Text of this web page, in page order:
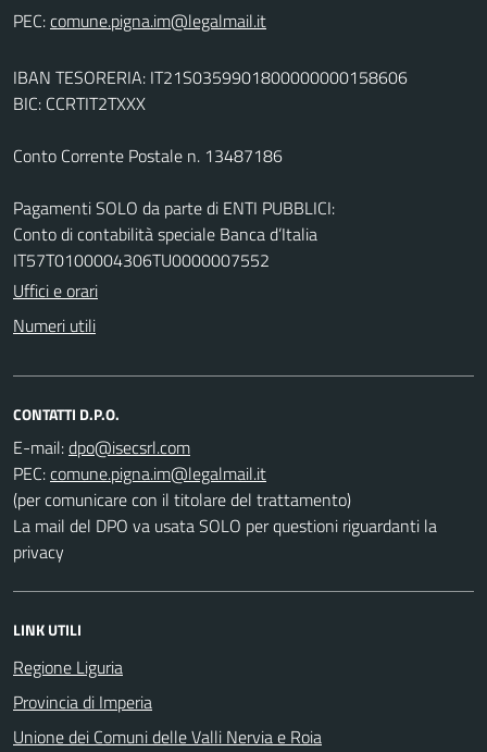
PEC:
IBAN TESORERIA: IT21S0359901800000000158606
BIC: CCRTIT2TXXX
Conto Corrente Postale n. 13487186
Pagamenti SOLO da parte di ENTI PUBBLICI:
Conto di contabilità speciale Banca d’Italia
IT57T0100004306TU0000007552
Uffici e orari
Numeri utili
CONTATTI D.P.O.
E-mail:
PEC:
(per comunicare con il titolare del trattamento)
La mail del DPO va usata SOLO per questioni riguardanti la
privacy
LINK UTILI
Regione Liguria
Provincia di Imperia
Unione dei Comuni delle Valli Nervia e Roia